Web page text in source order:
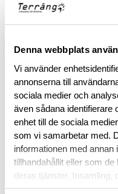
Denna webbplats
Vi använder
annonserna till
sociala medier och
även sådana identifierare
enhet till de sociala
som vi samarbetar med.
informationen med
tillhandahållit eller som
deras tjänster. Insamling,
personuppgifter kan
To purchase Arc'teryx
identification confirming
user within law
requirement ensures that
accessible to those in
intended to be utilized.
BESKRIVNING